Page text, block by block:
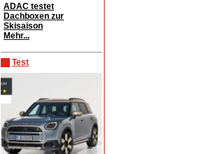
ADAC testet
Dachboxen zur
Skisaison
Mehr...
Test